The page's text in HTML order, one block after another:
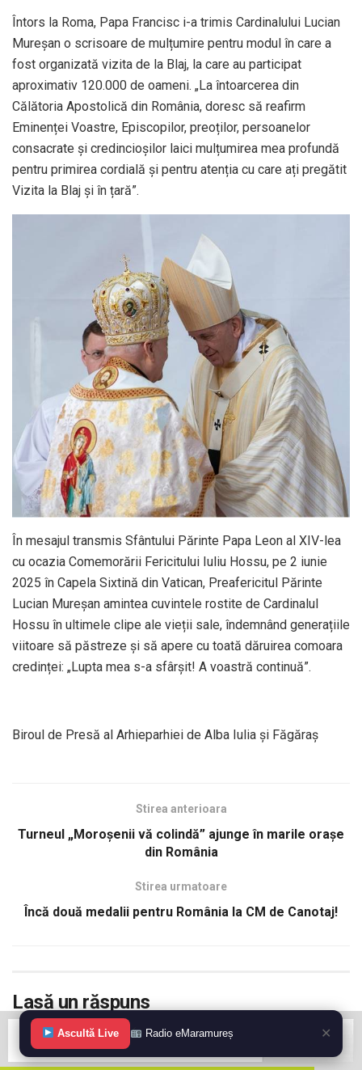
Întors la Roma, Papa Francisc i-a trimis Cardinalului Lucian
Mureșan o scrisoare de mulțumire pentru modul în care a
fost organizată vizita de la Blaj, la care au participat
aproximativ 120.000 de oameni. „La întoarcerea din
Călătoria Apostolică din România, doresc să reafirm
Eminenței Voastre, Episcopilor, preoților, persoanelor
consacrate și credincioșilor laici mulțumirea mea profundă
pentru primirea cordială și pentru atenția cu care ați pregătit
Vizita la Blaj și în țară”.
În mesajul transmis Sfântului Părinte Papa Leon al XIV-lea
cu ocazia Comemorării Fericitului Iuliu Hossu, pe 2 iunie
2025 în Capela Sixtină din Vatican, Preafericitul Părinte
Lucian Mureșan amintea cuvintele rostite de Cardinalul
Hossu în ultimele clipe ale vieții sale, îndemnând generațiile
viitoare să păstreze și să apere cu toată dăruirea comoara
credinței: „Lupta mea s-a sfârșit! A voastră continuă”.
Biroul de Presă al Arhieparhiei de Alba Iulia și Făgăraș
Stirea anterioara
Turneul „Moroșenii vă colindă” ajunge în marile orașe
din România
Stirea urmatoare
Încă două medalii pentru România la CM de Canotaj!
Lasă un răspuns
Adresa ta de email nu va fi publicată.Câmpurile obligatorii sunt
marcate cu*
Ascultă Live Radio eMaramureș ✕